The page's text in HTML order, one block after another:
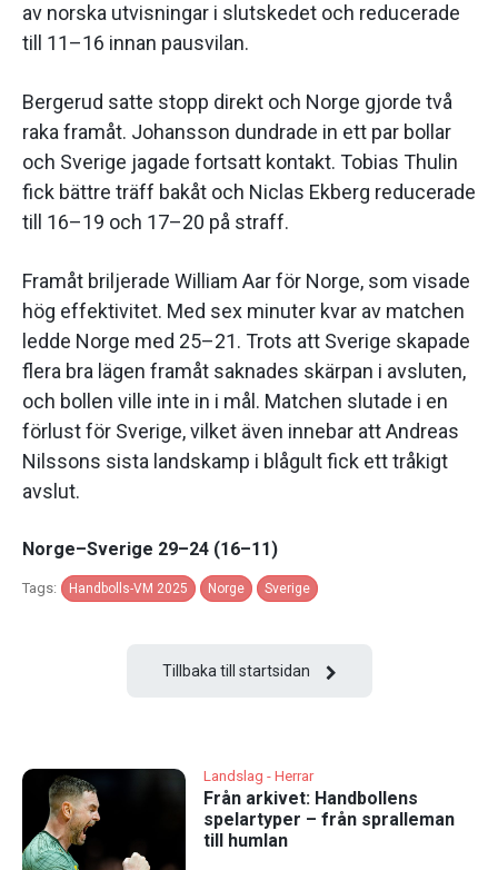
av norska utvisningar i slutskedet och reducerade
till 11–16 innan pausvilan.
Bergerud satte stopp direkt och Norge gjorde två
raka framåt. Johansson dundrade in ett par bollar
och Sverige jagade fortsatt kontakt. Tobias Thulin
fick bättre träff bakåt och Niclas Ekberg reducerade
till 16–19 och 17–20 på straff.
Framåt briljerade William Aar för Norge, som visade
hög effektivitet. Med sex minuter kvar av matchen
ledde Norge med 25–21. Trots att Sverige skapade
flera bra lägen framåt saknades skärpan i avsluten,
och bollen ville inte in i mål. Matchen slutade i en
förlust för Sverige, vilket även innebar att Andreas
Nilssons sista landskamp i blågult fick ett tråkigt
avslut.
Norge–Sverige 29–24 (16–11)
Tags: Handbolls-VM 2025 Norge Sverige
Tillbaka till startsidan
Landslag - Herrar
Från arkivet: Handbollens
spelartyper – från spralleman
till humlan